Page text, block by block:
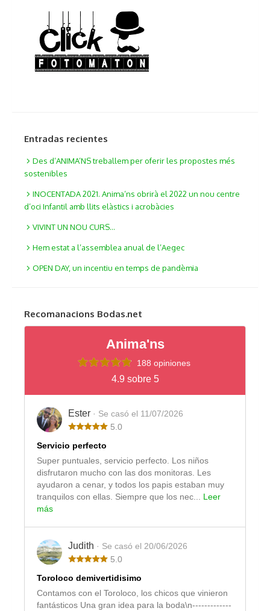
Entradas recientes
Des d’ANIMA’NS treballem per oferir les propostes més
sostenibles
INOCENTADA 2021. Anima’ns obrirà el 2022 un nou centre
d’oci Infantil amb llits elàstics i acrobàcies
VIVINT UN NOU CURS…
Hem estat a l’assemblea anual de l’Aegec
OPEN DAY, un incentiu en temps de pandèmia
Recomanacions Bodas.net
Anima'ns
188 opiniones
4.9 sobre 5
Ester · Se casó el 11/07/2026
5.0
Servicio perfecto
Super puntuales, servicio perfecto. Los niños
disfrutaron mucho con las dos monitoras. Les
ayudaron a cenar, y todos los papis estaban muy
tranquilos con ellas. Siempre que los nec... Leer
más
Judith · Se casó el 20/06/2026
5.0
Toroloco demivertidisimo
Contamos con el Toroloco, los chicos que vinieron
fantásticos Una gran idea para la boda\n-------------